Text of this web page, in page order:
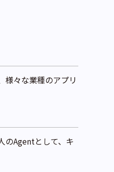
様々な業種のアプリ
のAgentとして、キ